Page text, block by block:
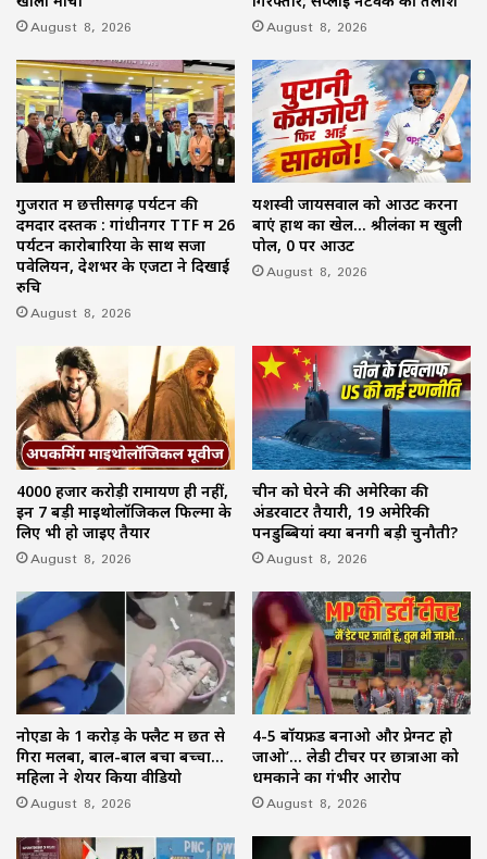
August 8, 2026 August 8, 2026
गुजरात में छत्तीसगढ़ पर्यटन की
दमदार दस्तक : गांधीनगर TTF में 26
पर्यटन कारोबारियों के साथ सजा
पवेलियन, देशभर के एजेंटों ने दिखाई
रुचि
August 8, 2026
यशस्वी जायसवाल को आउट करना
बाएं हाथ का खेल… श्रीलंका में खुली
पोल, 0 पर आउट
August 8, 2026
4000 हजार करोड़ी रामायण ही नहीं,
इन 7 बड़ी माइथोलॉजिकल फिल्मों के
लिए भी हो जाइए तैयार
August 8, 2026
चीन को घेरने की अमेरिका की
अंडरवाटर तैयारी, 19 अमेरिकी
पनडुब्बियां क्यों बनेंगी बड़ी चुनौती?
August 8, 2026
नोएडा के 1 करोड़ के फ्लैट में छत से
गिरा मलबा, बाल-बाल बचा बच्चा…
महिला ने शेयर किया वीडियो
August 8, 2026
4-5 बॉयफ्रेंड बनाओ और प्रेग्नेंट हो
जाओ’… लेडी टीचर पर छात्राओं को
धमकाने का गंभीर आरोप
August 8, 2026